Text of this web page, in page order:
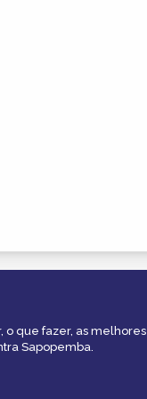
o que fazer, as melhores
Sapopemba.